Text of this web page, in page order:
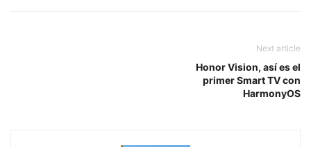
Next article
Honor Vision, así es el
primer Smart TV con
HarmonyOS